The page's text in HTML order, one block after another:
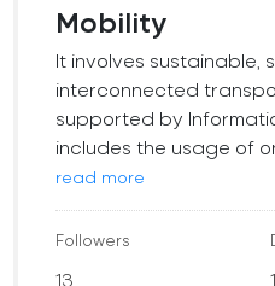
Mobility
It involves
interconnected
supported by
includes the usage of
read more
Followers
13 1